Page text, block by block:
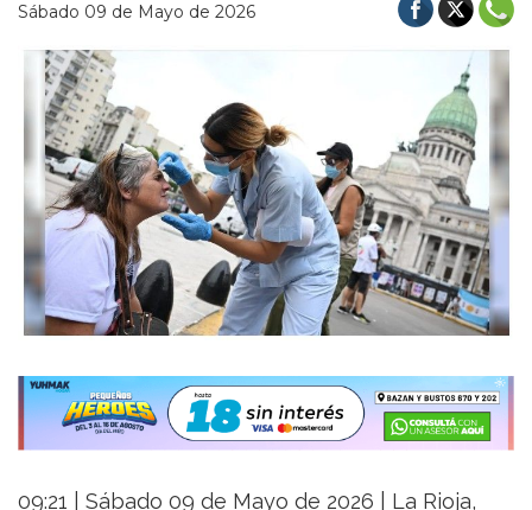
Sábado 09 de Mayo de 2026
09:21 | Sábado 09 de Mayo de 2026 | La Rioja,